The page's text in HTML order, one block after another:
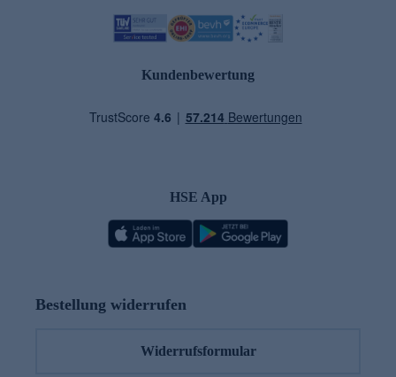
Kundenbewertung
HSE App
Bestellung widerrufen
Widerrufsformular